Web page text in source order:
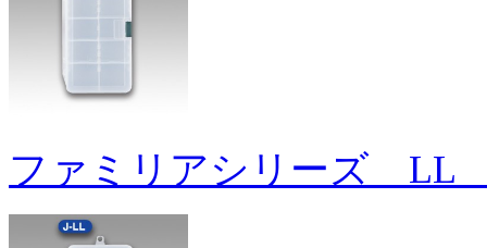
ファミリアシリーズ LL